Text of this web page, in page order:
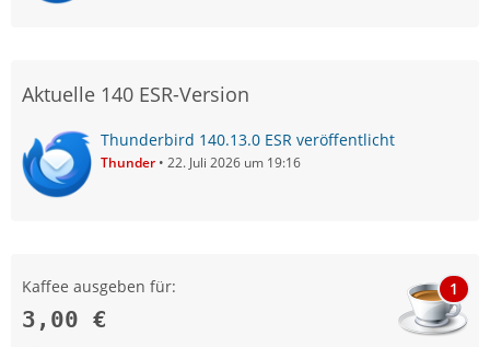
Aktuelle 140 ESR-Version
Thunderbird 140.13.0 ESR veröffentlicht
Thunder 22. Juli 2026 um 19:16
Kaffee ausgeben für:
3,00 €
1